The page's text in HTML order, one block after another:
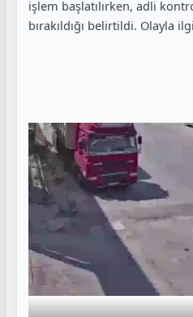
işlem başlatılırken, adli
bırakıldığı belirtildi. Olayla